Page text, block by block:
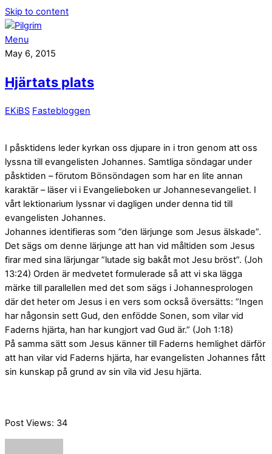
Skip to content
Menu
May 6, 2015
Hjärtats plats
EKiBS Fastebloggen
I påsktidens leder kyrkan oss djupare in i tron genom att oss
lyssna till evangelisten Johannes. Samtliga söndagar under
påsktiden – förutom Bönsöndagen som har en lite annan
karaktär – läser vi i Evangelieboken ur Johannesevangeliet. I
vårt lektionarium lyssnar vi dagligen under denna tid till
evangelisten Johannes.
Johannes identifieras som ”den lärjunge som Jesus älskade”.
Det sägs om denne lärjunge att han vid måltiden som Jesus
firar med sina lärjungar ”lutade sig bakåt mot Jesu bröst”. (Joh
13:24) Orden är medvetet formulerade så att vi ska lägga
märke till parallellen med det som sägs i Johannesprologen
där det heter om Jesus i en vers som också översätts: ”Ingen
har någonsin sett Gud, den enfödde Sonen, som vilar vid
Faderns hjärta, han har kungjort vad Gud är.” (Joh 1:18)
På samma sätt som Jesus känner till Faderns hemlighet därför
att han vilar vid Faderns hjärta, har evangelisten Johannes fått
sin kunskap på grund av sin vila vid Jesu hjärta.
Post Views: 34